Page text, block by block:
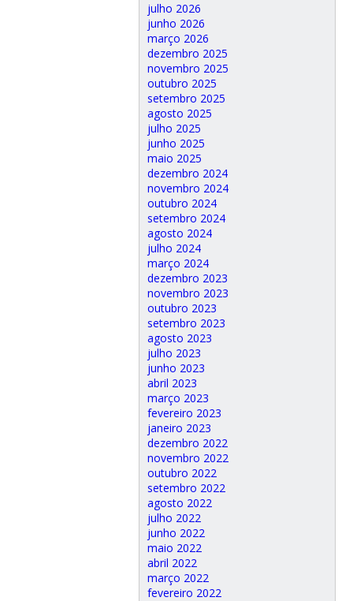
julho 2026
junho 2026
março 2026
dezembro 2025
novembro 2025
outubro 2025
setembro 2025
agosto 2025
julho 2025
junho 2025
maio 2025
dezembro 2024
novembro 2024
outubro 2024
setembro 2024
agosto 2024
julho 2024
março 2024
dezembro 2023
novembro 2023
outubro 2023
setembro 2023
agosto 2023
julho 2023
junho 2023
abril 2023
março 2023
fevereiro 2023
janeiro 2023
dezembro 2022
novembro 2022
outubro 2022
setembro 2022
agosto 2022
julho 2022
junho 2022
maio 2022
abril 2022
março 2022
fevereiro 2022